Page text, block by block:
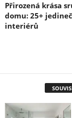
Přirozená krása
domu: 25+
interiérů